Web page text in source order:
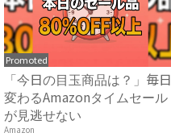
Promoted
「今日の目玉商品は？」毎日
変わるAmazonタイムセール
が見逃せない
Amazon